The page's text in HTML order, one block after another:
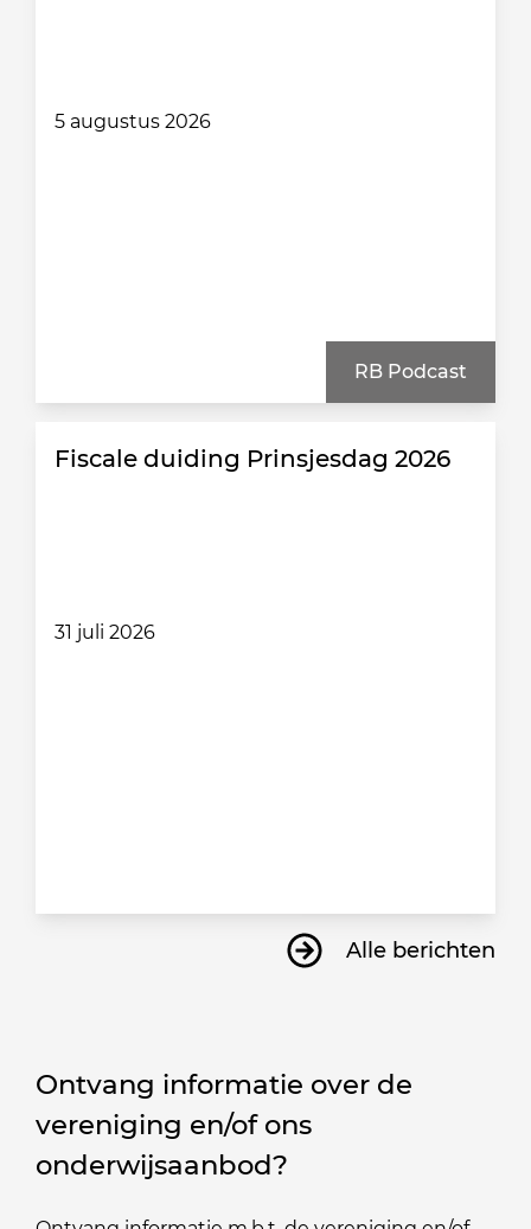
5 augustus 2026
RB Podcast
Fiscale duiding Prinsjesdag 2026
31 juli 2026
Alle berichten
Ontvang informatie over de
vereniging en/of ons
onderwijsaanbod?